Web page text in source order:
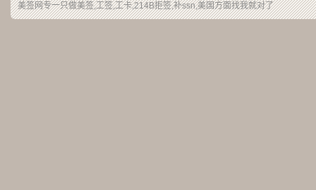
美签网专一只做美签,工签,工卡,214B拒签,补ssn,美国方面找我就对了